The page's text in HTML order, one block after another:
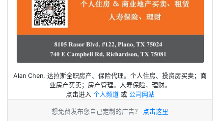
Alan Chen, 达拉斯全职房产、保险代理。个人住房、投资房买卖；商
业房产买卖；房产管理。人寿保险，理财。
点击进入 个人频道 或 公司网站
想免费发布您自己定制的广告？ 点击这里